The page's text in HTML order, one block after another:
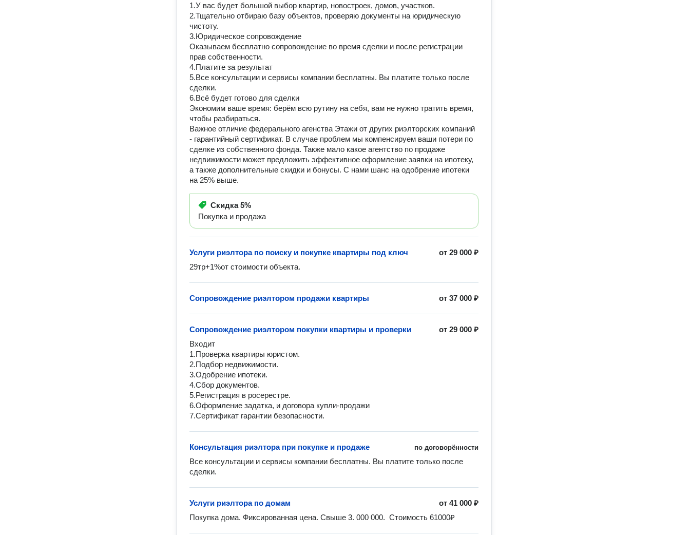
1.У вас будет большой выбор квартир, новостроек, домов, участков.
2.Тщательно отбираю базу объектов, проверяю документы на юридическую
чистоту.
3.Юридическое сопровождение
Оказываем бесплатно сопровождение во время сделки и после регистрации
прав собственности.
4.Платите за результат
5.Все консультации и сервисы компании бесплатны. Вы платите только после
сделки.
6.Всё будет готово для сделки
Экономим ваше время: берём всю рутину на себя, вам не нужно тратить время,
чтобы разбираться.
Важное отличие федерального агенства Этажи от других риэлторских компаний
- гарантийный сертификат. В случае проблем мы компенсируем ваши потери по
сделке из собственного фонда. Также мало какое агентство по продаже
недвижимости может предложить эффективное оформление заявки на ипотеку,
а также дополнительные скидки и бонусы. С нами шанс на одобрение ипотеки
на 25% выше.
Скидка5%
Покупка и продажа
от29 000 ₽
Услуги риэлтора по поиску и покупке квартиры под ключ
29тр+1%от стоимости объекта.
от37 000 ₽
Сопровождение риэлтором продажи квартиры
от29 000 ₽
Сопровождение риэлтором покупки квартиры и проверки
Входит
1.Проверка квартиры юристом.
2.Подбор недвижимости.
3.Одобрение ипотеки.
4.Сбор документов.
5.Регистрация в росерестре.
6.Оформление задатка, и договора купли-продажи
7.Сертификат гарантии безопасности.
по договорённости
Консультация риэлтора при покупке и продаже
Все консультации и сервисы компании бесплатны. Вы платите только после
сделки.
от41 000 ₽
Услуги риэлтора по домам
Покупка дома. Фиксированная цена. Свыше 3. 000 000.  Стоимость 61000₽